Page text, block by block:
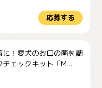
応募する
に！愛犬のお口の菌を調
チェックキット「M...